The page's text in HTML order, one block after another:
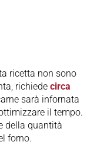
ricetta non sono
richiedecirca
sarà infornata
il tempo.
della quantità
forno.